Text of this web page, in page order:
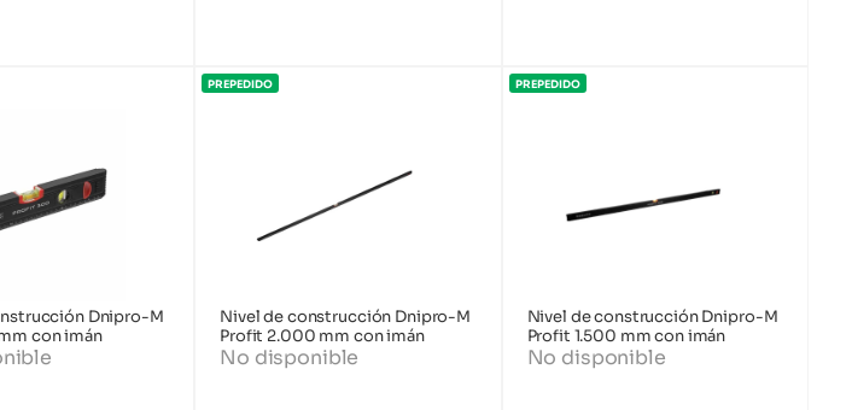
Dnipro-M
con imán
PREPEDIDO
Nivel de construcción Dnipro-M
Profit 2.000 mm con imán
No disponible
PREPEDIDO
Nivel de construcción Dnipro-M
Profit 1.500 mm con imán
No disponible